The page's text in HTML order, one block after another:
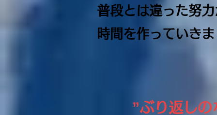
普段とは違った努
時間を作っていき
”ぶり返し